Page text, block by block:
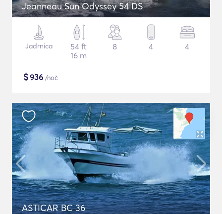
Jeanneau Sun Odyssey 54 DS
Jadrnica
54 ft
16 m
8 4 4
$936 /noč
ASTICAR BC 36